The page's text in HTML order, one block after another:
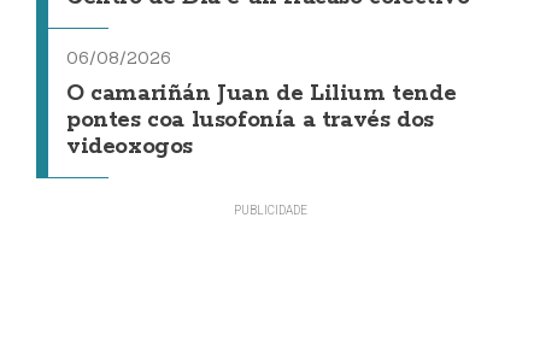
06/08/2026
O camariñán Juan de Lilium tende
pontes coa lusofonía a través dos
videoxogos